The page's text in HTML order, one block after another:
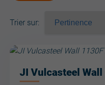
Trier sur:
JI Vulcasteel Wall